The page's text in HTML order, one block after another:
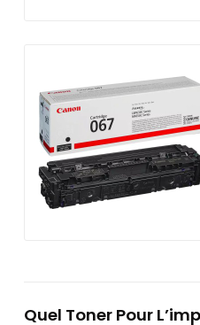
Quel Toner Pour